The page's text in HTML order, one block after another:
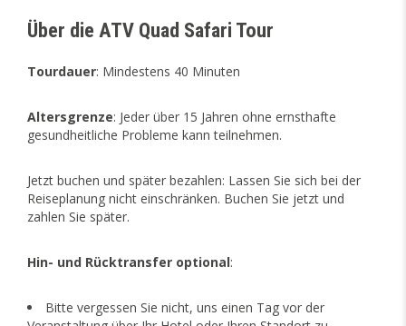
Über die ATV Quad Safari Tour
Tourdauer: Mindestens 40 Minuten
Altersgrenze: Jeder über 15 Jahren ohne ernsthafte
gesundheitliche Probleme kann teilnehmen.
Jetzt buchen und später bezahlen: Lassen Sie sich bei der
Reiseplanung nicht einschränken. Buchen Sie jetzt und
zahlen Sie später.
Hin- und Rücktransfer optional:
Bitte vergessen Sie nicht, uns einen Tag vor der